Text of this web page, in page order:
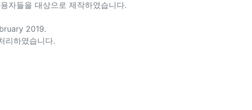
자들을 대상으로 제작하였습니다.
2019.
리하였습니다.